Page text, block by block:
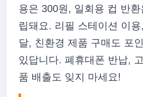
용은 300원, 일회용 컵 반환
립돼요. 리필 스테이션 이
달, 친환경 제품 구매도 포
있답니다. 폐휴대폰 반납,
품 배출도 잊지 마세요!